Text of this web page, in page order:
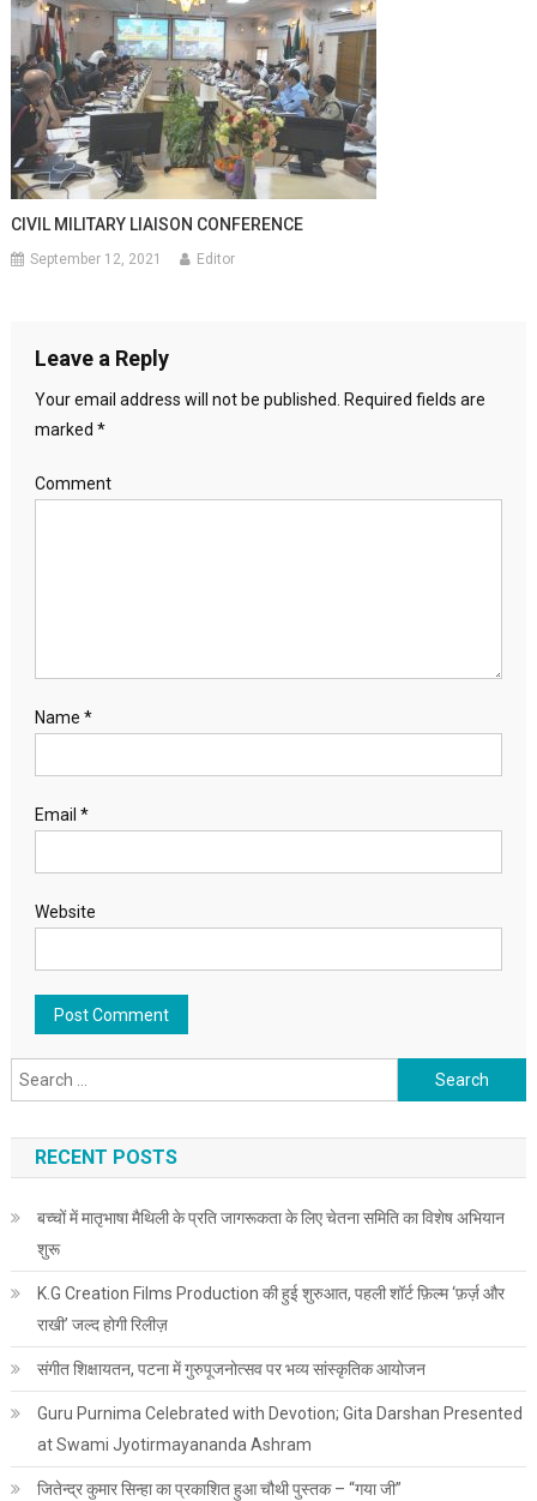
CIVIL MILITARY LIAISON CONFERENCE
September 12, 2021 Editor
Leave a Reply
Your email address will not be published.
Required fields are
marked *
Comment
Name *
Email *
Website
Search for:
RECENT POSTS
बच्चों में मातृभाषा मैथिली के प्रति जागरूकता के लिए चेतना समिति का विशेष अभियान
शुरू
K.G Creation Films Production की हुई शुरुआत, पहली शॉर्ट फ़िल्म ‘फ़र्ज़ और
राखी’ जल्द होगी रिलीज़
संगीत शिक्षायतन, पटना में गुरुपूजनोत्सव पर भव्य सांस्कृतिक आयोजन
Guru Purnima Celebrated with Devotion; Gita Darshan Presented
at Swami Jyotirmayananda Ashram
जितेन्द्र कुमार सिन्हा का प्रकाशित हुआ चौथी पुस्तक – “गया जी”